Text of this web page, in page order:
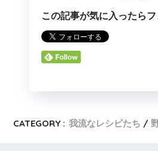
この記事が気に入ったら
CATEGORY : 我流なレシピたち